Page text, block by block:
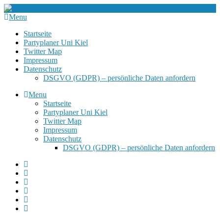
Menu
Startseite
Partyplaner Uni Kiel
Twitter Map
Impressum
Datenschutz
DSGVO (GDPR) – persönliche Daten anfordern
Menu
Startseite
Partyplaner Uni Kiel
Twitter Map
Impressum
Datenschutz
DSGVO (GDPR) – persönliche Daten anfordern